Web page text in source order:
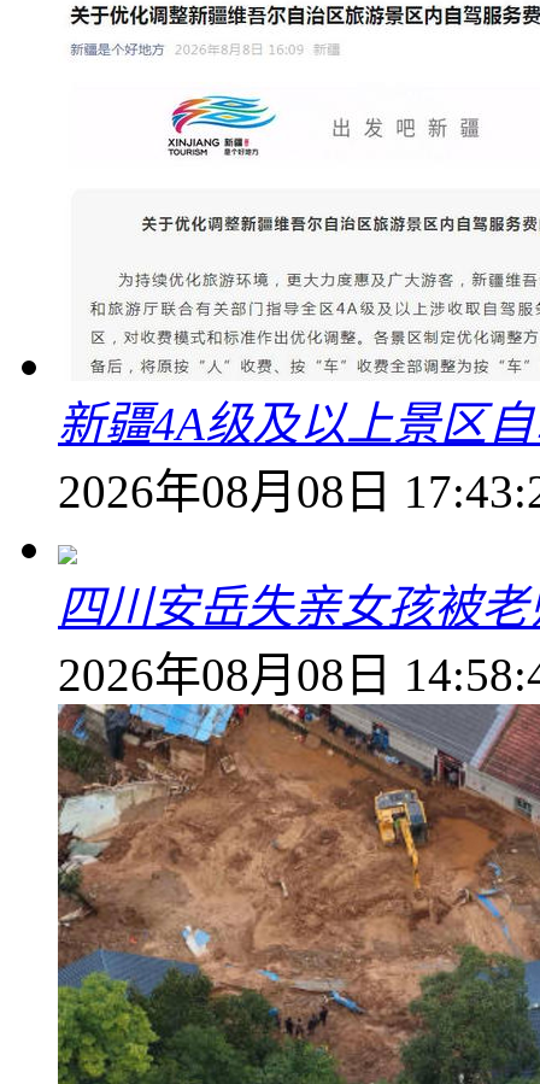
新疆4A级及以上景区
2026年08月08日
四川安岳失亲女孩被
2026年08月08日